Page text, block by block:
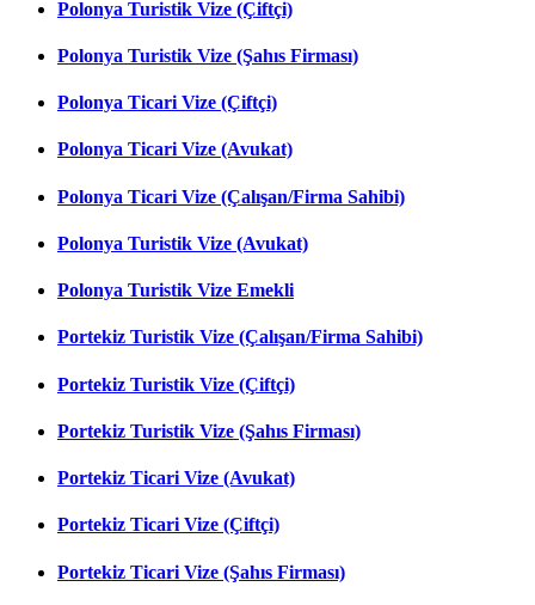
Polonya Turistik Vize (Çiftçi)
Polonya Turistik Vize (Şahıs Firması)
Polonya Ticari Vize (Çiftçi)
Polonya Ticari Vize (Avukat)
Polonya Ticari Vize (Çalışan/Firma Sahibi)
Polonya Turistik Vize (Avukat)
Polonya Turistik Vize Emekli
Portekiz Turistik Vize (Çalışan/Firma Sahibi)
Portekiz Turistik Vize (Çiftçi)
Portekiz Turistik Vize (Şahıs Firması)
Portekiz Ticari Vize (Avukat)
Portekiz Ticari Vize (Çiftçi)
Portekiz Ticari Vize (Şahıs Firması)